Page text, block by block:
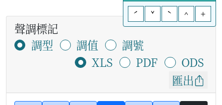
ˊ
ˇ ˋ ^ +
聲調標記
調型
調值
調號
XLS
PDF
ODS
匯出